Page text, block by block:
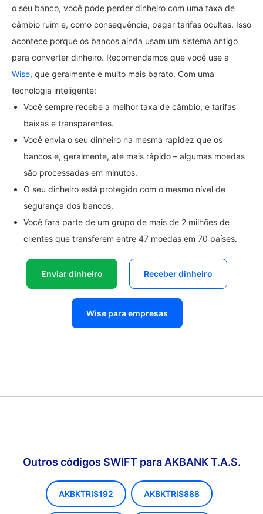
o seu banco, você pode perder dinheiro com uma taxa de
câmbio ruim e, como consequência, pagar tarifas ocultas. Isso
acontece porque os bancos ainda usam um sistema antigo
para converter dinheiro. Recomendamos que você use a
Wise, que geralmente é muito mais barato. Com uma
tecnologia inteligente:
Você sempre recebe a melhor taxa de câmbio, e tarifas
baixas e transparentes.
Você envia o seu dinheiro na mesma rapidez que os
bancos e, geralmente, até mais rápido – algumas moedas
são processadas em minutos.
O seu dinheiro está protegido com o mesmo nível de
segurança dos bancos.
Você fará parte de um grupo de mais de 2 milhões de
clientes que transferem entre 47 moedas em 70 países.
Enviar dinheiro Receber dinheiro
Wise para empresas
Outros códigos SWIFT para AKBANK T.A.S.
AKBKTRIS192 AKBKTRIS888